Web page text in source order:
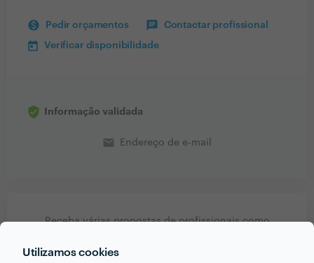
Utilizamos cookies
Pedir orçamentos Contactar profissional
Verificar disponibilidade
Informação validada
email Endereço de e-mail
Receba várias propostas de profissionais como